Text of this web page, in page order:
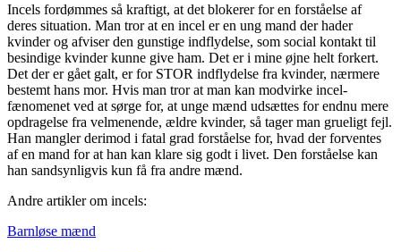
Incels fordømmes så kraftigt, at det blokerer for en forståelse af
deres situation. Man tror at en incel er en ung mand der hader
kvinder og afviser den gunstige indflydelse, som social kontakt til
besindige kvinder kunne give ham. Det er i mine øjne helt forkert.
Det der er gået galt, er for STOR indflydelse fra kvinder, nærmere
bestemt hans mor. Hvis man tror at man kan modvirke incel-
fænomenet ved at sørge for, at unge mænd udsættes for endnu mere
opdragelse fra velmenende, ældre kvinder, så tager man grueligt fejl.
Han mangler derimod i fatal grad forståelse for, hvad der forventes
af en mand for at han kan klare sig godt i livet. Den forståelse kan
han sandsynligvis kun få fra andre mænd.
Andre artikler om incels:
Barnløse mænd